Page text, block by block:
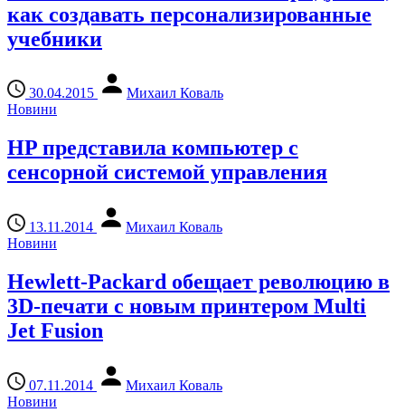
как создавать персонализированные
учебники
30.04.2015
Михаил Коваль
Новини
HP представила компьютер с
сенсорной системой управления
13.11.2014
Михаил Коваль
Новини
Hewlett-Packard обещает революцию в
3D-печати с новым принтером Multi
Jet Fusion
07.11.2014
Михаил Коваль
Новини